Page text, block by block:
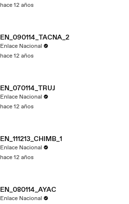
hace 12 años
EN_090114_TACNA_2
Enlace Nacional
hace 12 años
EN_070114_TRUJ
Enlace Nacional
hace 12 años
EN_111213_CHIMB_1
Enlace Nacional
hace 12 años
EN_080114_AYAC
Enlace Nacional